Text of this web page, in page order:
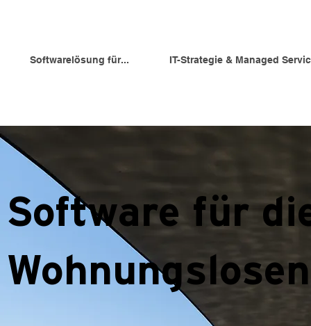
Softwarelösung für... IT-Strategie & Managed
Software für